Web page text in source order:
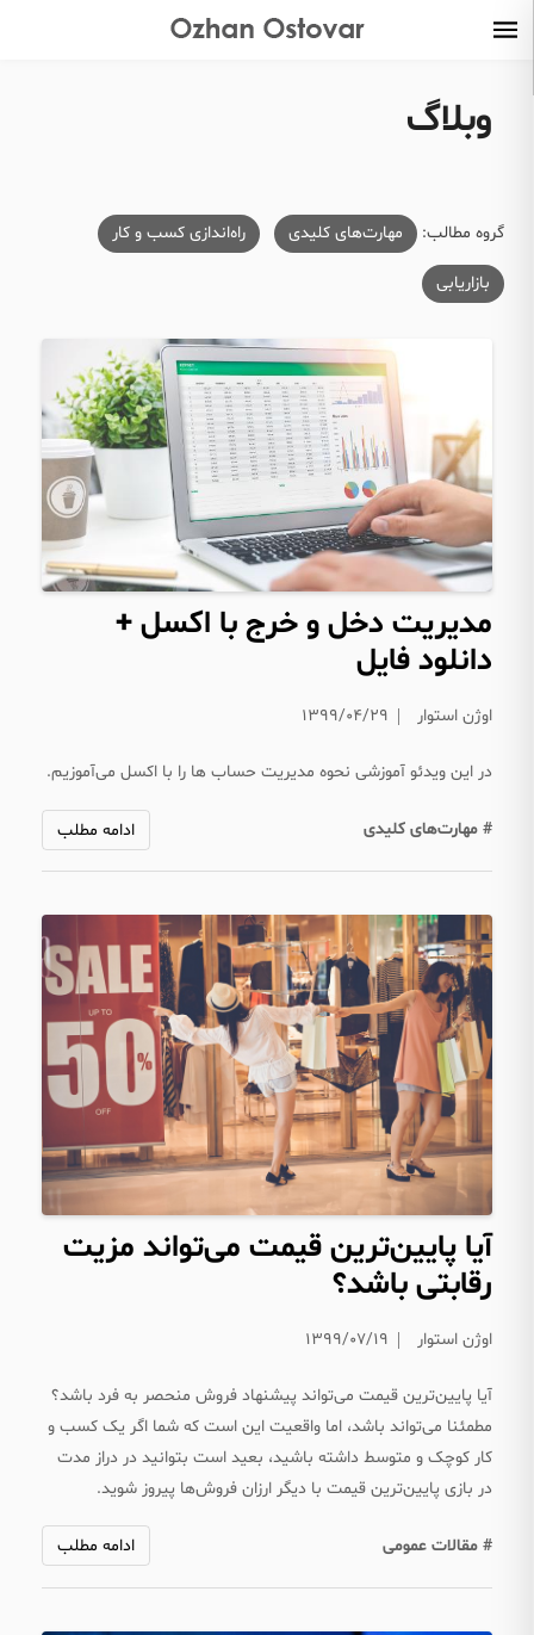
وبلاگ
گروه مطالب: مهارت‌های کلیدی راه‌اندازی کسب و کار
بازاریابی
مدیریت دخل و خرج با اکسل +
دانلود فایل
اوژن استوار ۱۳۹۹/۰۴/۲۹
در این ویدئو آموزشی نحوه مدیریت حساب ها را با اکسل می‌آموزیم.
# مهارت‌های کلیدی ادامه مطلب
آیا پایین‌ترین قیمت می‌تواند مزیت
رقابتی باشد؟
اوژن استوار ۱۳۹۹/۰۷/۱۹
آیا پایین‌ترین قیمت می‌تواند پیشنهاد فروش منحصر به فرد باشد؟
مطمئنا می‌تواند باشد، اما واقعیت این است که شما اگر یک کسب و
کار کوچک و متوسط داشته باشید، بعید است بتوانید در دراز مدت
در بازی پایین‌ترین قیمت با دیگر ارزان فروش‌ها پیروز شوید.
# مقالات عمومی ادامه مطلب